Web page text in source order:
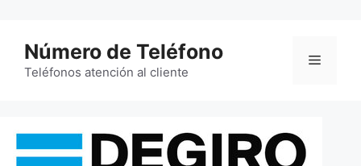
contenido
Número de Teléfono
Teléfonos atención al cliente
Menú